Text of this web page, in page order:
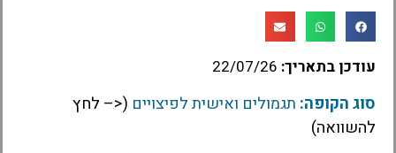
עודכן בתאריך: 22/07/26
סוג הקופה: תגמולים ואישית לפיצויים (<– לחץ
להשוואה)